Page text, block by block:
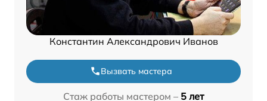
Константин Александрович Иванов
Вызвать мастера
Стаж работы мастером – 5 лет